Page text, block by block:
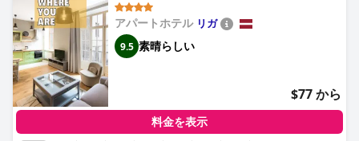
アパートホテル リガ
9.5 素晴らしい
$77 から
料金を表示